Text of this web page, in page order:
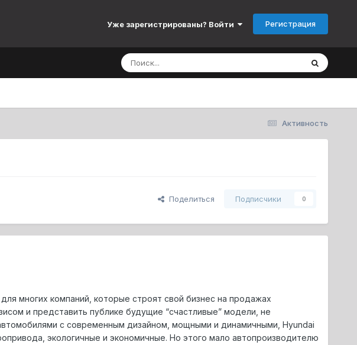
Уже зарегистрированы? Войти Регистрация
Активность
Поделиться Подписчики 0
многих компаний, которые строят свой бизнес на продажах
и представить публике будущие “счастливые” модели, не
с современным дизайном, мощными и динамичными, Hyundai
экологичные и экономичные. Но этого мало автопроизводителю